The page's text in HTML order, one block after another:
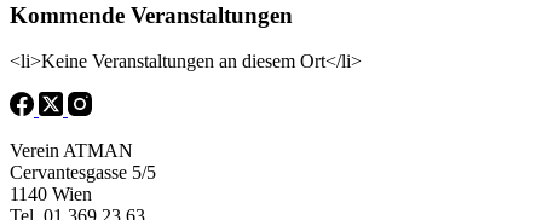
Kommende Veranstaltungen
<li>Keine Veranstaltungen an diesem Ort</li>
Verein ATMAN
Cervantesgasse 5/5
1140 Wien